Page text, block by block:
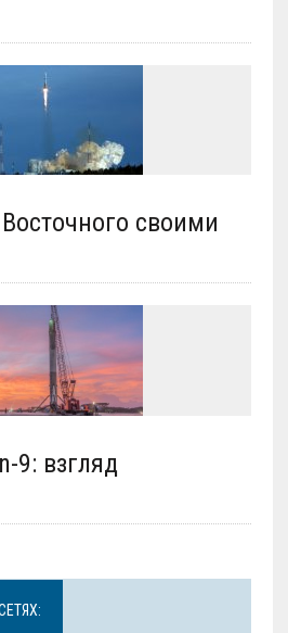
своими
9: взгляд